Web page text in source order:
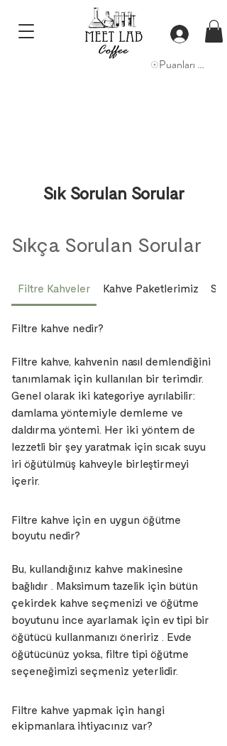
Puanları Görüntüle
Sık Sorulan Sorular
Sıkça Sorulan Sorular
Filtre Kahveler Kahve Paketlerimiz
Filtre kahve nedir?
Filtre kahve, kahvenin nasıl demlendiğini
tanımlamak için kullanılan bir terimdir.
Genel olarak iki kategoriye ayrılabilir:
damlama yöntemiyle demleme ve
daldırma yöntemi. Her iki yöntem de
lezzetli bir şey yaratmak için sıcak suyu
iri öğütülmüş kahveyle birleştirmeyi
içerir.
Filtre kahve için en uygun öğütme
boyutu nedir?
Bu, kullandığınız kahve makinesine
bağlıdır . Maksimum tazelik için bütün
çekirdek kahve seçmenizi ve öğütme
boyutunu ince ayarlamak için ev tipi bir
öğütücü kullanmanızı öneririz . Evde
öğütücünüz yoksa, filtre tipi öğütme
seçeneğimizi seçmeniz yeterlidir.
Filtre kahve yapmak için hangi
ekipmanlara ihtiyacınız var?